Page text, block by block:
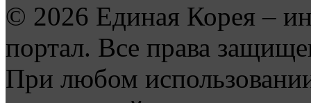
© 2026 Единая Корея –
портал. Все права
При любом